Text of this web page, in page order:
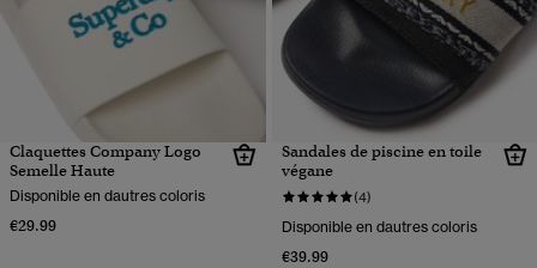
Claquettes Company Logo
Semelle Haute
Disponible en dautres coloris
€29.99
Sandales de piscine en toile
végane
(4)
Disponible en dautres coloris
€39.99